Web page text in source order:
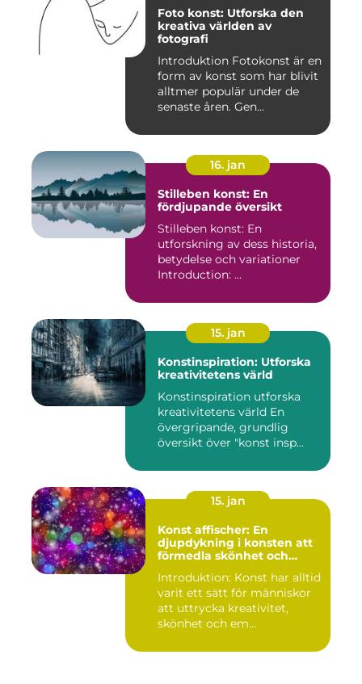
Foto konst: Utforska den
kreativa världen av
fotografi
Introduktion Fotokonst är en
form av konst som har blivit
alltmer populär under de
senaste åren. Gen...
16. jan
Stilleben konst: En
fördjupande översikt
Stilleben konst: En
utforskning av dess historia,
betydelse och variationer
Introduction: ...
15. jan
Konstinspiration: Utforska
kreativitetens värld
Konstinspiration utforska
kreativitetens värld En
övergripande, grundlig
översikt över "konst insp...
15. jan
Konst affischer: En
djupdykning i konsten att
förmedla skönhet och
Introduktion: Konst har alltid
varit ett sätt för människor
att uttrycka kreativitet,
skönhet och em...